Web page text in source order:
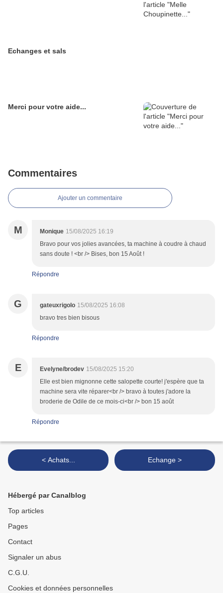
Echanges et sals
Merci pour votre aide...
Commentaires
Ajouter un commentaire
M Monique 15/08/2025 16:19
Bravo pour vos jolies avancées, ta machine à coudre à chaud
sans doute ! <br /> Bises, bon 15 Août !
Répondre
G gateuxrigolo 15/08/2025 16:08
bravo tres bien bisous
Répondre
E Evelyne/brodev 15/08/2025 15:20
Elle est bien mignonne cette salopette courte! j'espère que ta
machine sera vite réparer<br /> bravo à toutes j'adore la
broderie de Odile de ce mois-ci<br /> bon 15 août
Répondre
< Achats... Echange >
Hébergé par Canalblog
Top articles
Pages
Contact
Signaler un abus
C.G.U.
Cookies et données personnelles